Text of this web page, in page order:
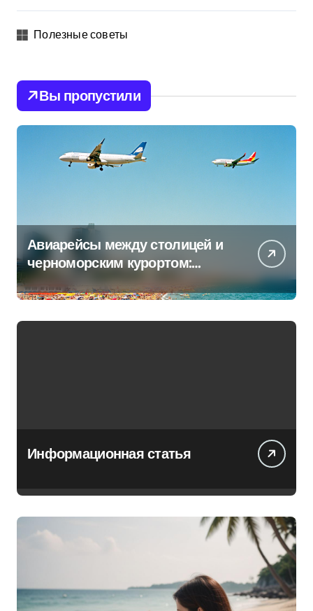
Полезные советы
Вы пропустили
Авиарейсы между столицей и
черноморским курортом:
перечень всех операторов
Информационная статья